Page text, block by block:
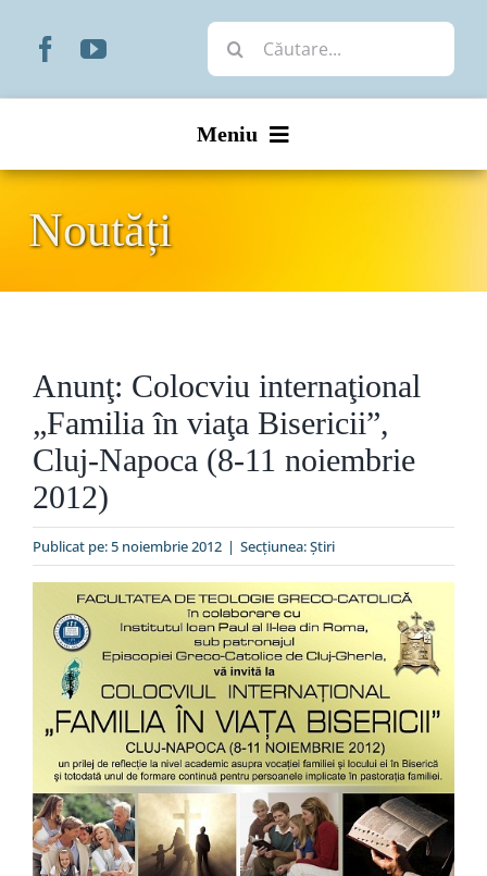
Cautare...
Meniu
Organizare
Liturgic
Special
Noutăți
Anunţ: Colocviu internaţional
„Familia în viaţa Bisericii”,
Cluj-Napoca (8-11 noiembrie
2012)
Publicat pe: 5 noiembrie 2012 | Secțiunea:Ştiri